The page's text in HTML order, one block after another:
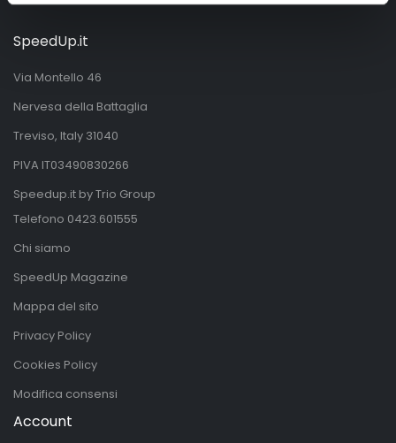
SpeedUp.it
Via Montello 46
Nervesa della Battaglia
Treviso, Italy 31040
PIVA IT03490830266
Speedup.it by Trio Group
Telefono 0423.601555
Chi siamo
SpeedUp Magazine
Mappa del sito
Privacy Policy
Cookies Policy
Modifica consensi
Account